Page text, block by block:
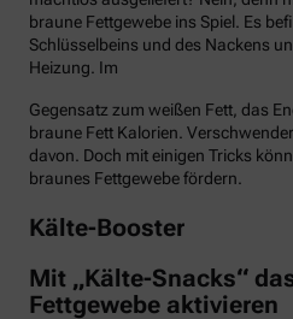
braune Fettgewebe ins Spiel. Es
Schlüsselbeins und des Nackens
Heizung. Im
Gegensatz zum weißen Fett, das
braune Fett Kalorien.
davon. Doch mit einigen Tricks
braunes Fettgewebe fördern.
Kälte-Booster
Mit „Kälte-Snacks“
Fettgewebe aktivieren